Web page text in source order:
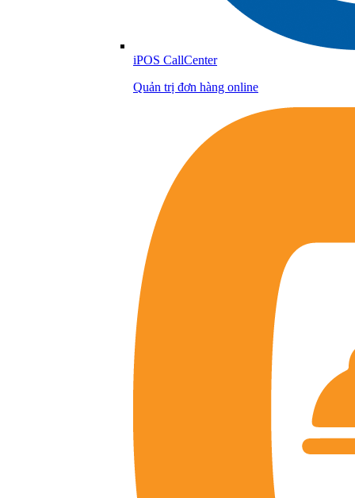
iPOS CallCenter
Quản trị đơn hàng online